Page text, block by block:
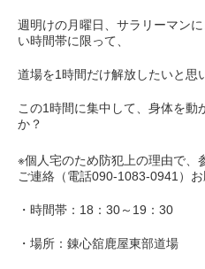
週明けの月曜日、サラリーマン
い時間帯に限って、
道場を1時間だけ解放したいと思
この1時間に集中して、身体を動
か？
※個人宅のため防犯上の理由で、
ご連絡（電話090-1083-0941）お
・時間帯：18：30～19：30
・場所：錬心舘鹿屋東部道場